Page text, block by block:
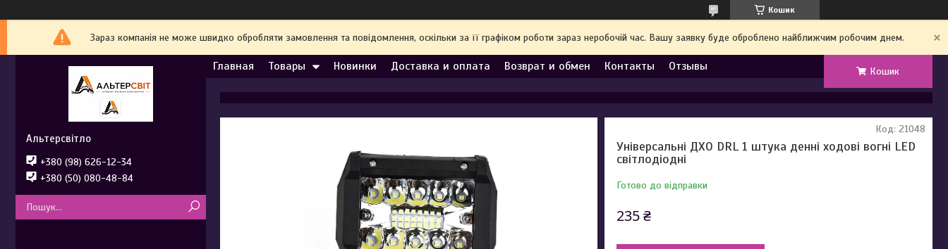
Кошик
Зараз компанія не може швидко обробляти замовлення та повідомлення, оскільки за її графіком роботи зараз неробочій час. Вашу заявку буде оброблено найближчим робочим днем.
Главная Товары Новинки Доставка и оплата Возврат и обмен Контакты Отзывы Кошик
Універсальні ДХО DRL 1 штука денні ходові вогні LED
світлодіодні
Готово до відправки
Код: 21048
235 ₴
Альтерсвітло
+380 (98) 626-12-34
+380 (50) 080-48-84